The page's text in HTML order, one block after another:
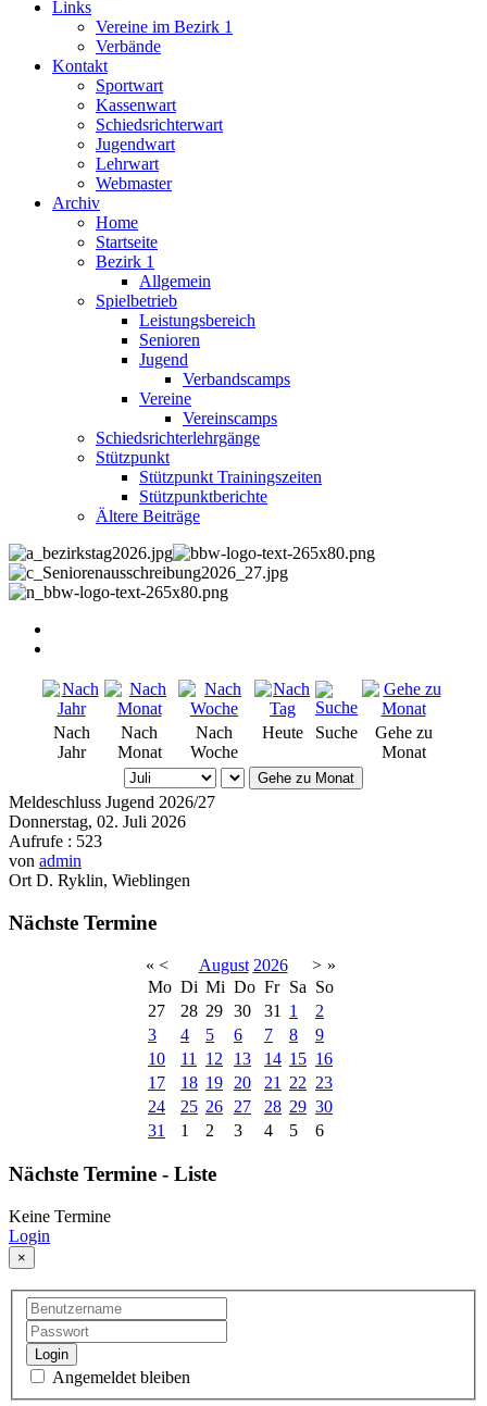
Links
Vereine im Bezirk 1
Verbände
Kontakt
Sportwart
Kassenwart
Schiedsrichterwart
Jugendwart
Lehrwart
Webmaster
Archiv
Home
Startseite
Bezirk 1
Allgemein
Spielbetrieb
Leistungsbereich
Senioren
Jugend
Verbandscamps
Vereine
Vereinscamps
Schiedsrichterlehrgänge
Stützpunkt
Stützpunkt Trainingszeiten
Stützpunktberichte
Ältere Beiträge
Nach
Jahr
Nach
Monat
Nach
Woche
Heute Suche
Gehe zu
Monat
Gehe zu Monat
Meldeschluss Jugend 2026/27
Donnerstag, 02. Juli 2026
Aufrufe : 523
von admin
Ort D. Ryklin, Wieblingen
Nächste Termine
« < August 2026 > »
Mo Di Mi Do Fr Sa So
27
28 29 30 31 1
2
3
4 5 6 7 8
9
10
11 12 13 14 15 16
17
18 19 20 21 22 23
24
25 26 27 28 29 30
31
1 2 3 4 5 6
Nächste Termine - Liste
Keine Termine
Login
×
Login
Angemeldet bleiben